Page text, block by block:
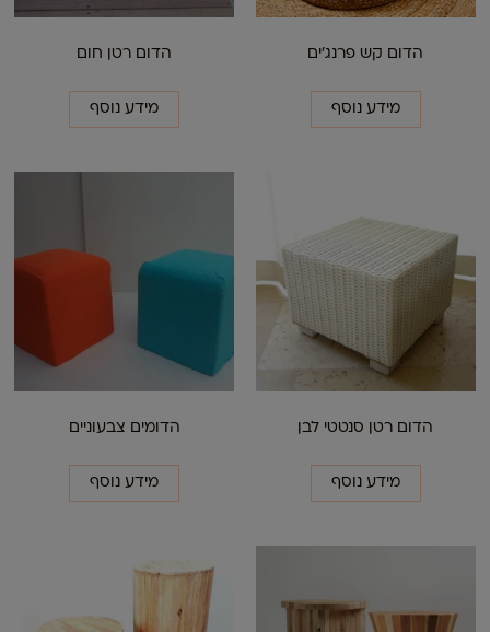
הדום קש פרנג'ים
מידע נוסף
הדום רטן חום
מידע נוסף
הדום רטן סנטטי לבן
מידע נוסף
הדומים צבעוניים
מידע נוסף